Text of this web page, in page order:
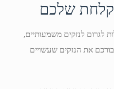
שלכם
לגרום לנזקים משמעותיים,
את הנזקים שעשויים